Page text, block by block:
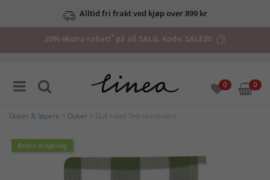
Alltid fri frakt ved kjøp over 899 kr
20% ekstra rabatt* på all SALG. Kode: SALE20
0 0
Duker & løpere Duker > Duk rutet Ted resirkulert
Bedre miljøvalg